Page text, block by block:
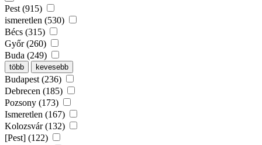
Pest (915)
ismeretlen (530)
Bécs (315)
Győr (260)
Buda (249)
több kevesebb
Budapest (236)
Debrecen (185)
Pozsony (173)
Ismeretlen (167)
Kolozsvár (132)
[Pest] (122)